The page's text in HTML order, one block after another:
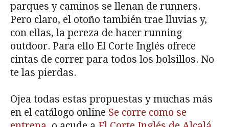
parques y caminos se llenan de runners.
Pero claro, el otoño también trae lluvias y,
con ellas, la pereza de hacer running
outdoor. Para ello El Corte Inglés ofrece
cintas de correr para todos los bolsillos. No
te las pierdas.
Ojea todas estas propuestas y muchas más
en el catálogo online Se corre como se